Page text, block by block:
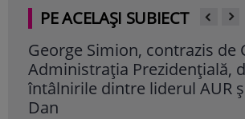
PE ACELAȘI SUBIECT
George Simion, contrazis de
Administrația Prezidențială,
întâlnirile dintre liderul AUR
Dan